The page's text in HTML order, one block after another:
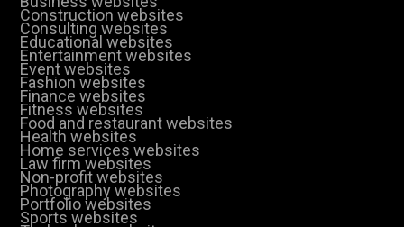
Construction websites
Consulting websites
Educational websites
Entertainment websites
Event websites
Fashion websites
Finance websites
Fitness websites
Food and restaurant websites
Health websites
Home services websites
Law firm websites
Non-profit websites
Photography websites
Portfolio websites
Sports websites